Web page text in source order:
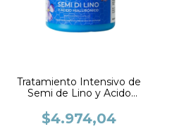
Tratamiento Intensivo de
Semi de Lino y Acido
Frilayp
$4.974,04